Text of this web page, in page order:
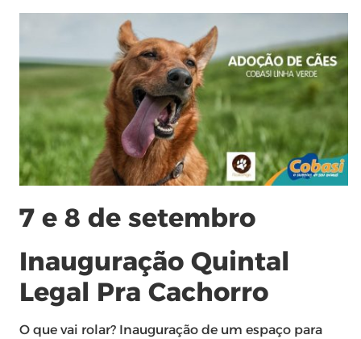
7 e 8 de setembro
Inauguração Quintal
Legal Pra Cachorro
O que vai rolar? Inauguração de um espaço para